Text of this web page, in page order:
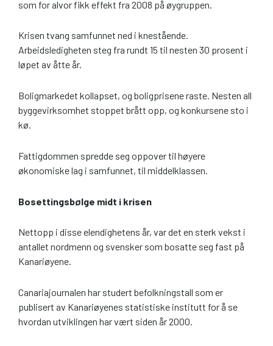
som for alvor fikk effekt fra 2008 på øygruppen.
Krisen tvang samfunnet ned i knestående.
Arbeidsledigheten steg fra rundt 15 til nesten 30 prosent i
løpet av åtte år.
Boligmarkedet kollapset, og boligprisene raste. Nesten all
byggevirksomhet stoppet brått opp, og konkursene sto i
kø.
Fattigdommen spredde seg oppover til høyere
økonomiske lag i samfunnet, til middelklassen.
Bosettingsbølge midt i krisen
Nettopp i disse elendighetens år, var det en sterk vekst i
antallet nordmenn og svensker som bosatte seg fast på
Kanariøyene.
Canariajournalen har studert befolkningstall som er
publisert av Kanariøyenes statistiske institutt for å se
hvordan utviklingen har vært siden år 2000.